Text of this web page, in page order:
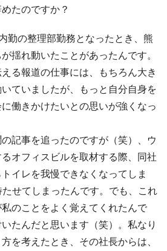
たのですか？
の整理部勤務となったとき、熊
揺れ動いたことがあったんです。
る報道の仕事には、もちろん大き
ていましたが、もっと自分自身を
働きかけたいとの思いが強くなっ
記事を追ったのですが（笑）、ウ
オフィスビルを取材する際、同社
イレを我慢できなくなってしま
せてしまったんです。でも、これ
のことをよく覚えてくれたんで
たんだと思います（笑）。私なり
を考えたとき、その社長からは、